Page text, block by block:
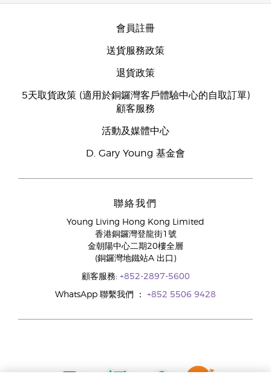
會員註冊
送貨服務政策
退貨政策
5天取貨政策 (適用於銅鑼灣客戶體驗中心的自取訂單)
顧客服務
活動及媒體中心
D. Gary Young 基金會
聯絡我們
Young Living Hong Kong Limited
香港銅鑼灣登龍街1號
金朝陽中心二期20樓全層
(銅鑼灣地鐵站A 出口)
顧客服務: +852-2897-5600
WhatsApp 聯繫我們 ： +852 5506 9428